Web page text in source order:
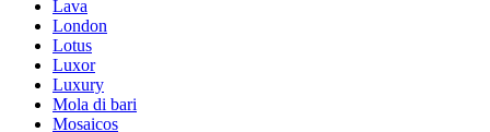
Lava
London
Lotus
Luxor
Luxury
Mola di bari
Mosaicos